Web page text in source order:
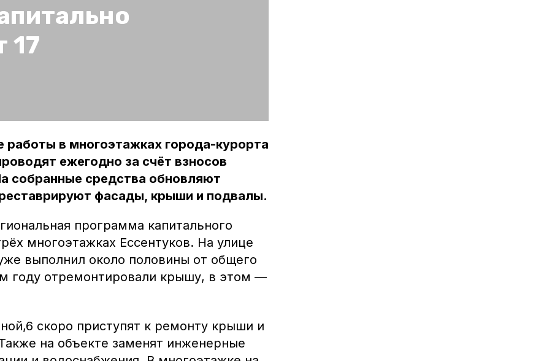
17
в многоэтажках города-курорта
ежегодно за счёт взносов
собранные средства обновляют
фасады, крыши и подвалы.
программа капитального
многоэтажках Ессентуков. На улице
выполнил около половины от общего
году отремонтировали крышу, в этом —
скоро приступят к ремонту крыши и
на объекте заменят инженерные